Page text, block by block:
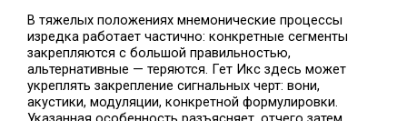
В тяжелых положениях мнемонические процессы
изредка работает частично: конкретные сегменты
закрепляются с большой правильностью,
альтернативные — теряются. Гет Икс здесь может
укреплять закрепление сигнальных черт: вони,
акустики, модуляции, конкретной формулировки.